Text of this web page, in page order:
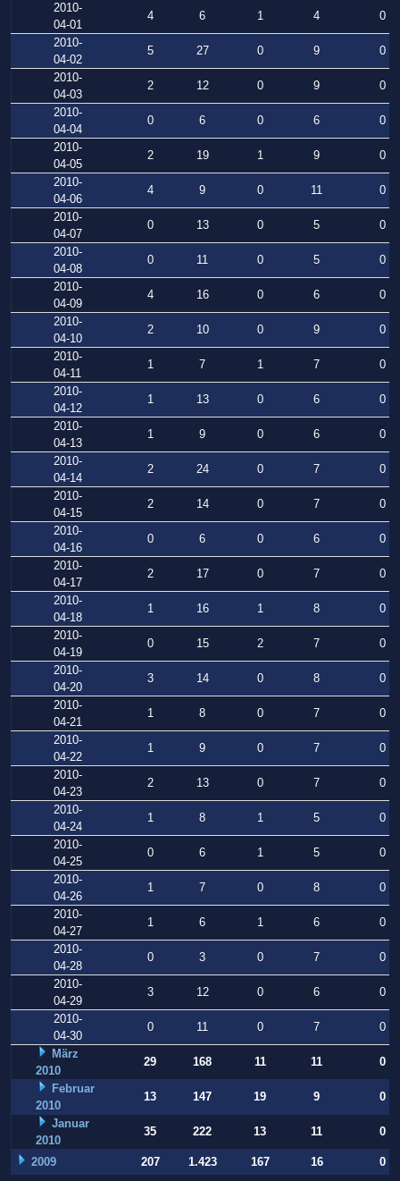
2010-
04-01
4 6 1 4
0
2010-
04-02
5 27 0 9
0
2010-
04-03
2 12 0 9
0
2010-
04-04
0 6 0 6
0
2010-
04-05
2 19 1 9
0
2010-
04-06
4 9 0 11
0
2010-
04-07
0 13 0 5
0
2010-
04-08
0 11 0 5
0
2010-
04-09
4 16 0 6
0
2010-
04-10
2 10 0 9
0
2010-
04-11
1 7 1 7
0
2010-
04-12
1 13 0 6
0
2010-
04-13
1 9 0 6
0
2010-
04-14
2 24 0 7
0
2010-
04-15
2 14 0 7
0
2010-
04-16
0 6 0 6
0
2010-
04-17
2 17 0 7
0
2010-
04-18
1 16 1 8
0
2010-
04-19
0 15 2 7
0
2010-
04-20
3 14 0 8
0
2010-
04-21
1 8 0 7
0
2010-
04-22
1 9 0 7
0
2010-
04-23
2 13 0 7
0
2010-
04-24
1 8 1 5
0
2010-
04-25
0 6 1 5
0
2010-
04-26
1 7 0 8
0
2010-
04-27
1 6 1 6
0
2010-
04-28
0 3 0 7
0
2010-
04-29
3 12 0 6
0
2010-
04-30
0 11 0 7
0
März
2010
29 168 11 11
0
Februar
2010
13 147 19 9
0
Januar
2010
35 222 13 11 0
2009 207 1.423 167 16 0